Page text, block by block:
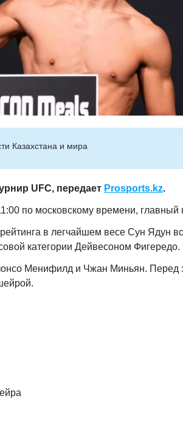
Казахстана и мира
UFC, передает Prosports.kz.
по московскому времени, главный
в легчайшем весе Сун Ядун
категории Дейвесоном Фигередо.
Менифилд и Чжан Миньян. Перед